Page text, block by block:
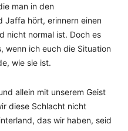
man in den
Jaffa hört, erinnern einen
nicht normal ist. Doch es
wenn ich euch die Situation
wie sie ist.
allein mit unserem Geist
diese Schlacht nicht
das wir haben, seid